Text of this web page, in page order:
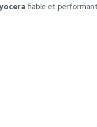
fiable et